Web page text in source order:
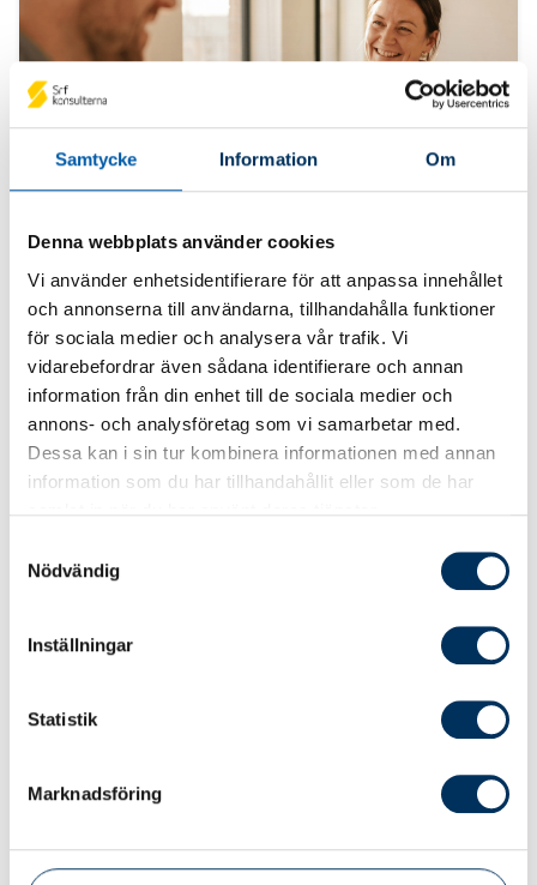
Samtycke Information Om
Denna webbplats använder cookies
Vi använder enhetsidentifierare för att anpassa innehållet
och annonserna till användarna, tillhandahålla funktioner
för sociala medier och analysera vår trafik. Vi
vidarebefordrar även sådana identifierare och annan
information från din enhet till de sociala medier och
annons- och analysföretag som vi samarbetar med.
Dessa kan i sin tur kombinera informationen med annan
information som du har tillhandahållit eller som de har
Nödvändig
Inställningar
Statistik
Marknadsföring
Kvalitetsuppföljning för
Auktoriserade Lönekonsulter
För dig som arbetar med lön mot externa
kunder. Kvalitetsuppföljningen
säkerställer att ditt arbete följer SALK
och uppfyller branschens krav.